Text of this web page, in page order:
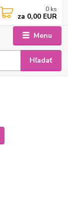
Menu
Hľadať
0 ks
za 0,00 EUR